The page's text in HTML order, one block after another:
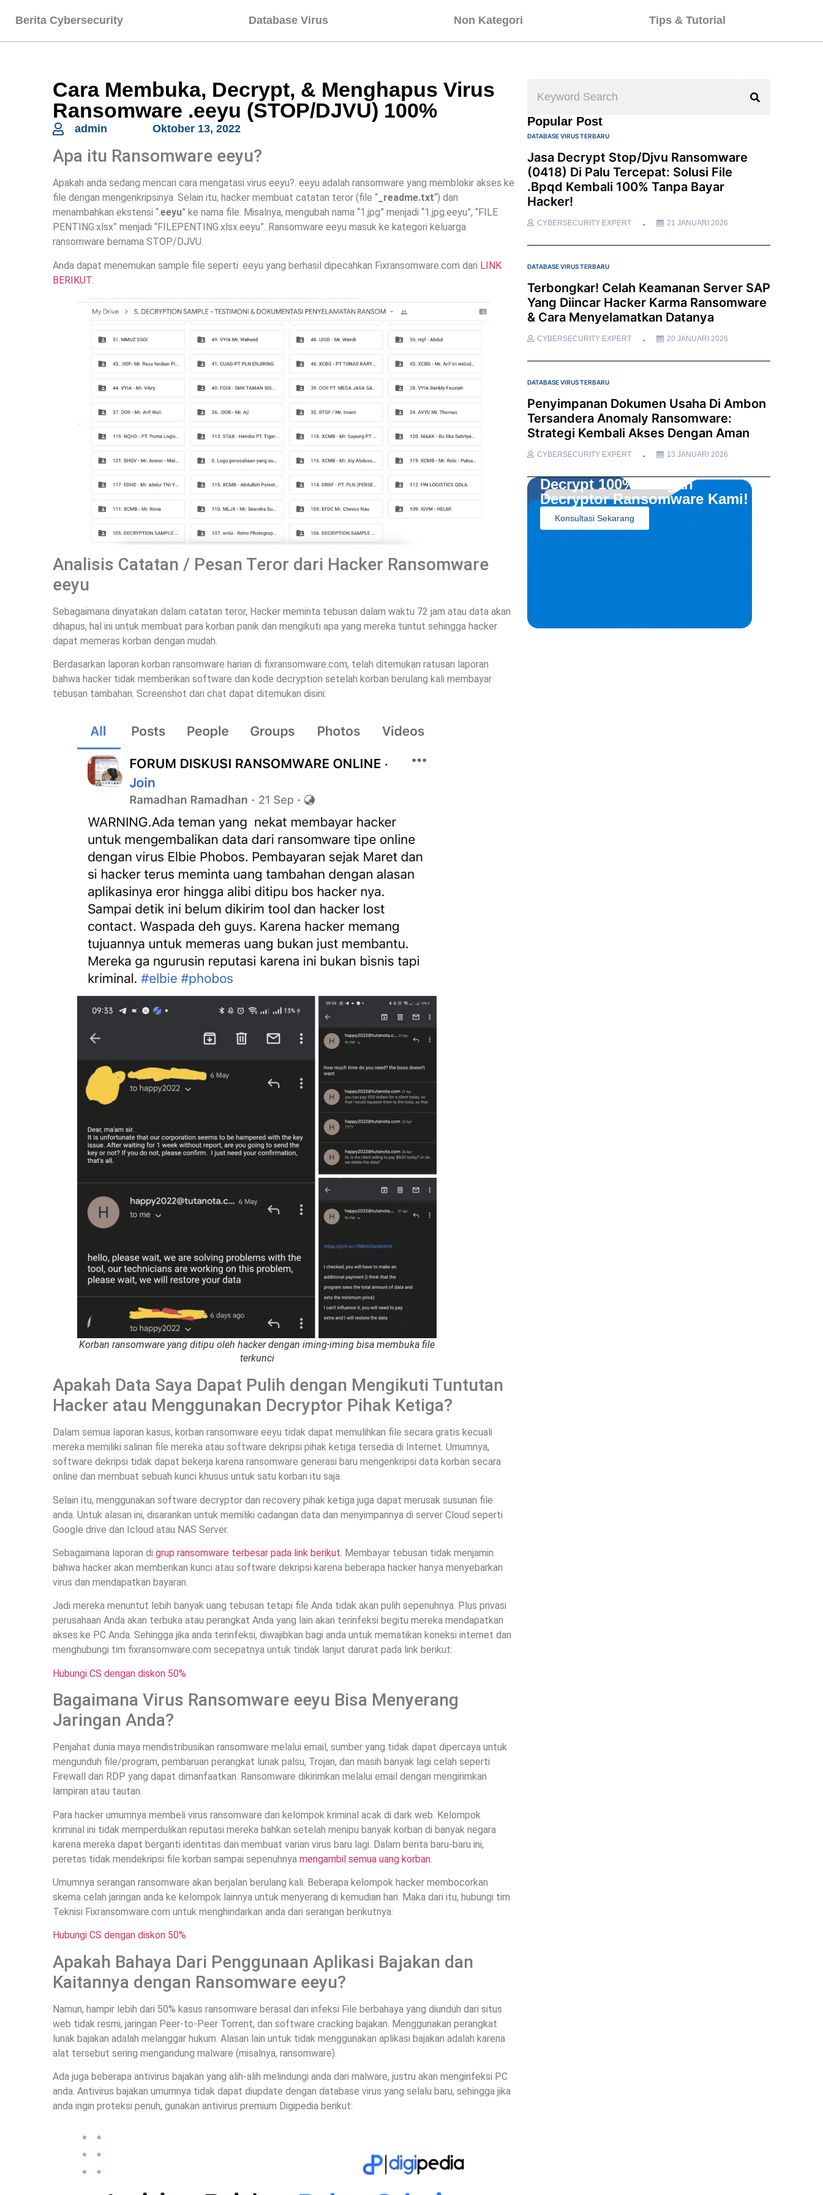
Berita Cybersecurity Database Virus Non Kategori Tips & Tutorial
Cara Membuka, Decrypt, & Menghapus Virus
Ransomware .eeyu (STOP/DJVU) 100%
admin Oktober 13, 2022
Apa itu Ransomware eeyu?
Apakah anda sedang mencari cara mengatasi virus eeyu?. eeyu adalah ransomware yang memblokir akses ke
file dengan mengenkripsinya. Selain itu, hacker membuat catatan teror (file “ _readme.txt“) dan
menambahkan ekstensi “.eeyu” ke nama file. Misalnya, mengubah nama “1.jpg” menjadi “1.jpg.eeyu”, “FILE
PENTING.xlsx” menjadi “FILEPENTING.xlsx.eeyu”. Ransomware eeyu masuk ke kategori keluarga
ransomware bernama STOP/DJVU.
Anda dapat menemukan sample file seperti .eeyu yang berhasil dipecahkan Fixransomware.com dari LINK
BERIKUT:
Analisis Catatan / Pesan Teror dari Hacker Ransomware
eeyu
Sebagaimana dinyatakan dalam catatan teror, Hacker meminta tebusan dalam waktu 72 jam atau data akan
dihapus, hal ini untuk membuat para korban panik dan mengikuti apa yang mereka tuntut sehingga hacker
dapat memeras korban dengan mudah.
Berdasarkan laporan korban ransomware harian di fixransomware.com, telah ditemukan ratusan laporan
bahwa hacker tidak memberikan software dan kode decryption setelah korban berulang kali membayar
tebusan tambahan. Screenshot dari chat dapat ditemukan disini:
Korban ransomware yang ditipu oleh hacker dengan iming-iming bisa membuka file
terkunci
Apakah Data Saya Dapat Pulih dengan Mengikuti Tuntutan
Hacker atau Menggunakan Decryptor Pihak Ketiga?
Dalam semua laporan kasus, korban ransomware eeyu tidak dapat memulihkan file secara gratis kecuali
mereka memiliki salinan file mereka atau software dekripsi pihak ketiga tersedia di Internet. Umumnya,
software dekripsi tidak dapat bekerja karena ransomware generasi baru mengenkripsi data korban secara
online dan membuat sebuah kunci khusus untuk satu korban itu saja.
Selain itu, menggunakan software decryptor dan recovery pihak ketiga juga dapat merusak susunan file
anda. Untuk alasan ini, disarankan untuk memiliki cadangan data dan menyimpannya di server Cloud seperti
Google drive dan Icloud atau NAS Server.
Sebagaimana laporan digrup ransomware terbesar pada link berikut. Membayar tebusan tidak menjamin
bahwa hacker akan memberikan kunci atau software dekripsi karena beberapa hacker hanya menyebarkan
virus dan mendapatkan bayaran.
Jadi mereka menuntut lebih banyak uang tebusan tetapi file Anda tidak akan pulih sepenuhnya. Plus privasi
perusahaan Anda akan terbuka atau perangkat Anda yang lain akan terinfeksi begitu mereka mendapatkan
akses ke PC Anda. Sehingga jika anda terinfeksi, diwajibkan bagi anda untuk mematikan koneksi internet dan
menghubungi tim fixransomware.com secepatnya untuk tindak lanjut darurat pada link berikut:
Hubungi CS dengan diskon 50%
Bagaimana Virus Ransomware eeyu Bisa Menyerang
Jaringan Anda?
Penjahat dunia maya mendistribusikan ransomware melalui email, sumber yang tidak dapat dipercaya untuk
mengunduh file/program, pembaruan perangkat lunak palsu, Trojan, dan masih banyak lagi celah seperti
Firewall dan RDP yang dapat dimanfaatkan. Ransomware dikirimkan melalui email dengan mengirimkan
lampiran atau tautan.
Para hacker umumnya membeli virus ransomware dari kelompok kriminal acak di dark web. Kelompok
kriminal ini tidak memperdulikan reputasi mereka bahkan setelah menipu banyak korban di banyak negara
karena mereka dapat berganti identitas dan membuat varian virus baru lagi. Dalam berita baru-baru ini,
peretas tidak mendekripsi file korban sampai sepenuhnyamengambil semua uang korban
Umumnya serangan ransomware akan berjalan berulang kali. Beberapa kelompok hacker membocorkan
skema celah jaringan anda ke kelompok lainnya untuk menyerang di kemudian hari. Maka dari itu, hubungi tim
Teknisi Fixransomware.com untuk menghindarkan anda dari serangan berikutnya:
Hubungi CS dengan diskon 50%
Apakah Bahaya Dari Penggunaan Aplikasi Bajakan dan
Kaitannya dengan Ransomware eeyu?
Namun, hampir lebih dari 50% kasus ransomware berasal dari infeksi File berbahaya yang diunduh dari situs
web tidak resmi, jaringan Peer-to-Peer Torrent, dan software cracking bajakan. Menggunakan perangkat
lunak bajakan adalah melanggar hukum. Alasan lain untuk tidak menggunakan aplikasi bajakan adalah karena
alat tersebut sering mengandung malware (misalnya, ransomware).
Ada juga beberapa antivirus bajakan yang alih-alih melindungi anda dari malware, justru akan menginfeksi PC
anda. Antivirus bajakan umumnya tidak dapat diupdate dengan database virus yang selalu baru, sehingga jika
anda ingin proteksi penuh, gunakan antivirus premium Digipedia berikut:
Popular Post
DATABASE VIRUS TERBARU
Jasa Decrypt Stop/Djvu Ransomware
(0418) Di Palu Tercepat: Solusi File
.bpqd Kembali 100% Tanpa Bayar
Hacker!
CYBERSECURITY EXPERT 21 JANUARI 2026
DATABASE VIRUS TERBARU
Terbongkar! Celah Keamanan Server SAP
Yang Diincar Hacker Karma Ransomware
& Cara Menyelamatkan Datanya
CYBERSECURITY EXPERT 20 JANUARI 2026
DATABASE VIRUS TERBARU
Penyimpanan Dokumen Usaha Di Ambon
Tersandera Anomaly Ransomware:
Strategi Kembali Akses Dengan Aman
CYBERSECURITY EXPERT 13 JANUARI 2026
Decrypt 100% Dengan
Decryptor Ransomware Kami!
Konsultasi Sekarang